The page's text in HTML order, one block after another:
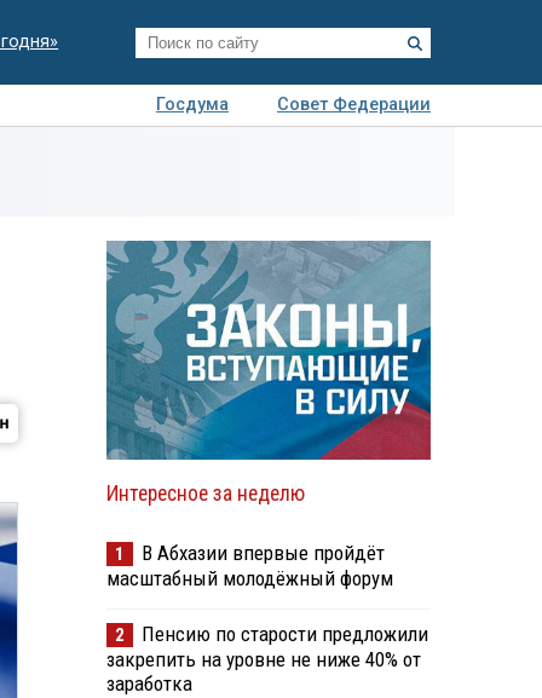
Госдума
Совет Федерации
Интересное за неделю
1
В Абхазии впервые пройдёт
масштабный молодёжный форум
2
Пенсию по старости предложили
закрепить на уровне не ниже 40% от
заработка